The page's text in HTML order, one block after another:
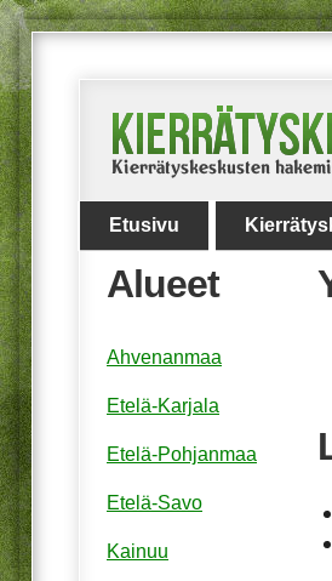
Etusivu
Alueet
Ahvenanmaa
Etelä-Karjala
Etelä-Pohjanmaa
Etelä-Savo
Kainuu